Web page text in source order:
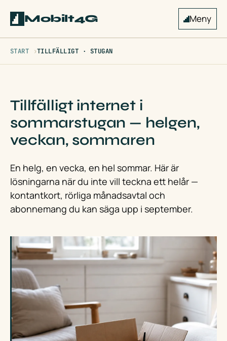
Mobilt4G Meny
START TILLFÄLLIGT · STUGAN
Tillfälligt internet i
sommarstugan — helgen,
veckan, sommaren
En helg, en vecka, en hel sommar. Här är
lösningarna när du inte vill teckna ett helår —
kontantkort, rörliga månadsavtal och
abonnemang du kan säga upp i september.